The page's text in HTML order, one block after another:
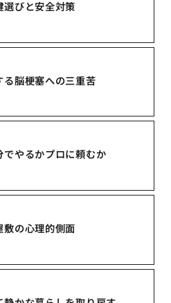
びと安全対策
脳梗塞への三重苦
でやるかプロに頼むか
の心理的側面